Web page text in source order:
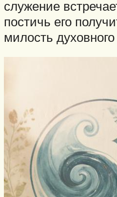
служение
постичь его
милость